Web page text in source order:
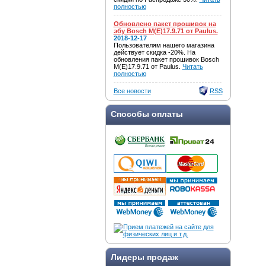
полностью
Обновлено пакет прошивок на
эбу Bosch M(E)17.9.71 от Paulus.
2018-12-17
Пользователям нашего магазина
действует скидка -20%. На
обновления пакет прошивок Bosch
M(E)17.9.71 от Paulus. Читать
полностью
Все новости RSS
Способы оплаты
Лидеры продаж